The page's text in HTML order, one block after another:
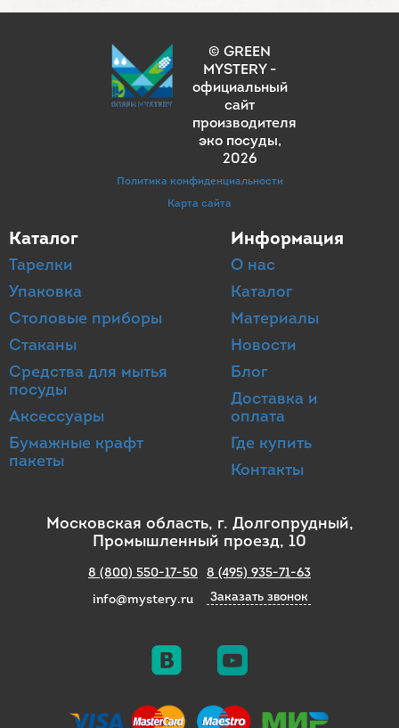
© GREEN
MYSTERY -
официальный
сайт
производителя
эко посуды,
2026
Политика конфиденциальности
Карта сайта
Каталог
Тарелки
Упаковка
Столовые приборы
Стаканы
Средства для мытья
посуды
Аксессуары
Бумажные крафт
пакеты
Информация
О нас
Каталог
Материалы
Новости
Блог
Доставка и
оплата
Где купить
Контакты
Московская область, г. Долгопрудный,
Промышленный проезд, 10
8 (800) 550-17-50
info@mystery.ru
8 (495) 935-71-63
Заказать звонок